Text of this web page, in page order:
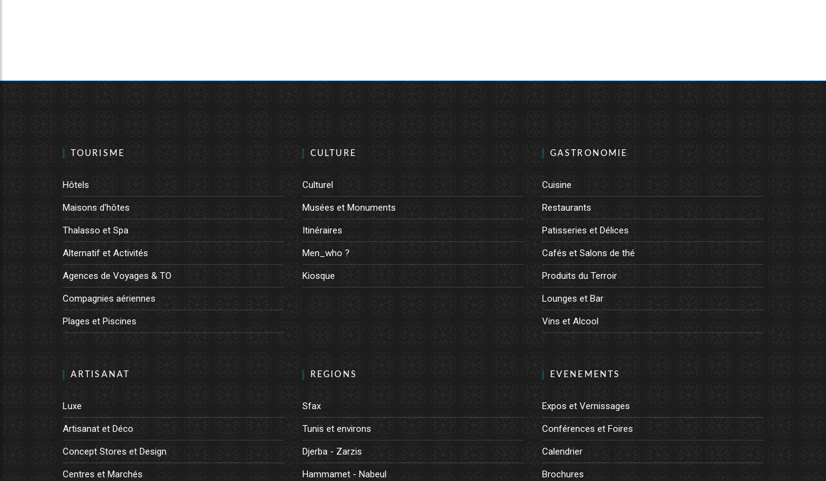
TOURISME
Hôtels
Maisons d'hôtes
Thalasso et Spa
Alternatif et Activités
Agences de Voyages & TO
Compagnies aériennes
Plages et Piscines
CULTURE
Culturel
Musées et Monuments
Itinéraires
Men_who ?
Kiosque
GASTRONOMIE
Cuisine
Restaurants
Patisseries et Délices
Cafés et Salons de thé
Produits du Terroir
Lounges et Bar
Vins et Alcool
ARTISANAT
Luxe
Artisanat et Déco
Concept Stores et Design
Centres et Marchés
REGIONS
Sfax
Tunis et environs
Djerba - Zarzis
Hammamet - Nabeul
EVENEMENTS
Expos et Vernissages
Conférences et Foires
Calendrier
Brochures